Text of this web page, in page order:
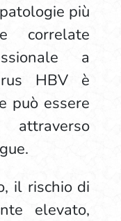
più
correlate
a
HBV è
può essere
il rischio di
elevato,